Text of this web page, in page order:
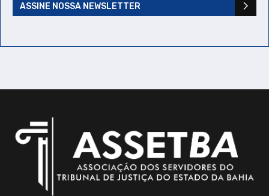
ASSINE NOSSA NEWSLETTER